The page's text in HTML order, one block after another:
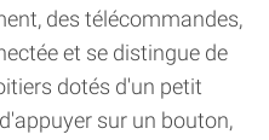
des télécommandes,
et se distingue de
dotés d'un petit
sur un bouton,